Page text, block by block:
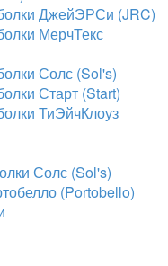
ДжейЭРСи (JRC)
МерчТекс
Солс (Sol's)
Старт (Start)
ТиЭйчКлоуз
Солс (Sol's)
(Portobello)